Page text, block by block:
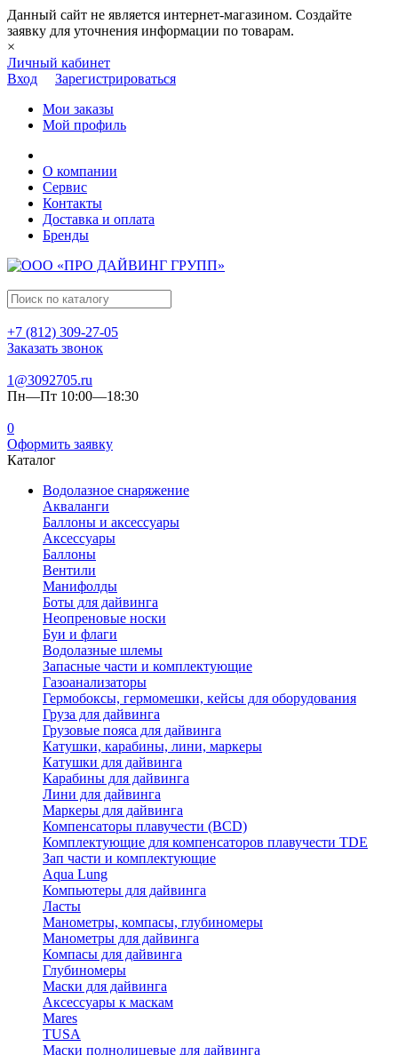
Данный сайт не является интернет-магазином. Создайте
заявку для уточнения информации по товарам.
×
Личный кабинет
Вход
Зарегистрироваться
Мои заказы
Мой профиль
О компании
Сервис
Контакты
Доставка и оплата
Бренды
+7 (812) 309-27-05
Заказать звонок
1@3092705.ru
Пн—Пт 10:00—18:30
0
Оформить заявку
Каталог
Водолазное снаряжение
Акваланги
Баллоны и аксессуары
Аксессуары
Баллоны
Вентили
Манифолды
Боты для дайвинга
Неопреновые носки
Буи и флаги
Водолазные шлемы
Запасные части и комплектующие
Газоанализаторы
Гермобоксы, гермомешки, кейсы для оборудования
Груза для дайвинга
Грузовые пояса для дайвинга
Катушки, карабины, лини, маркеры
Катушки для дайвинга
Карабины для дайвинга
Лини для дайвинга
Маркеры для дайвинга
Компенсаторы плавучести (BCD)
Комплектующие для компенсаторов плавучести TDE
Зап части и комплектующие
Aqua Lung
Компьютеры для дайвинга
Ласты
Манометры, компасы, глубиномеры
Манометры для дайвинга
Компасы для дайвинга
Глубиномеры
Маски для дайвинга
Аксессуары к маскам
Mares
TUSA
Маски полнолицевые для дайвинга